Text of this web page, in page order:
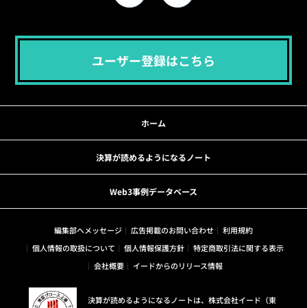
ユーザー登録はこちら
ホーム
決算が読めるようになるノート
Web3事例データベース
編集部へメッセージ 広告掲載のお問い合わせ
利用規約
個人情報の取扱について
個人情報保護方針
特定商取引法に関する表示
会社概要
イードからのリリース情報
決算が読めるようになるノートは、株式会社イード（東